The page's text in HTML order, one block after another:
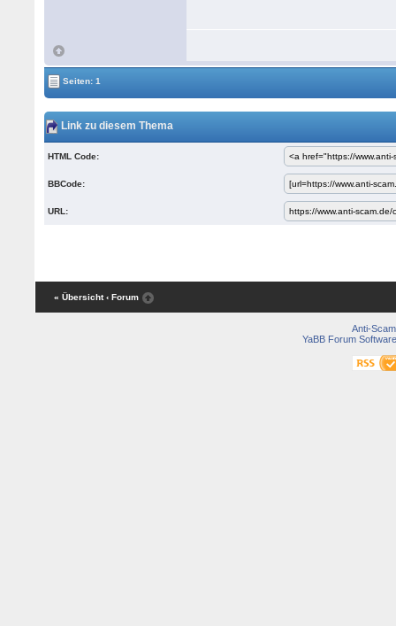
Seiten: 1
Link zu diesem Thema
HTML Code:
BBCode:
URL:
« Übersicht ‹ Forum
Anti-Scam
YaBB Forum Software